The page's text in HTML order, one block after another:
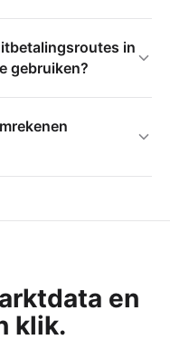
in
gebruiken?
en
klik.